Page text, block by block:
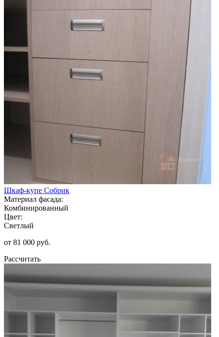
Шкаф-купе Собрик
Материал фасада:
Комбинированный
Цвет:
Светлый
от 81 000 руб.
Рассчитать